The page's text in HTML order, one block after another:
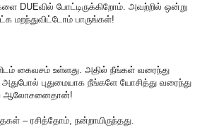
DUEவில் போட்டிருக்கிறோம். அவற்றில் ஒன்று
மறந்துவிட்டோம் பாருங்கள்!
கைவசம் உள்ளது. அதில் நீங்கள் வரைந்து
அதுபோல் புதுமையாக நீங்களே யோசித்து வரைந்து
ஆலோசனைதான்!
– ரசித்தோம், நன்றாயிருந்தது.